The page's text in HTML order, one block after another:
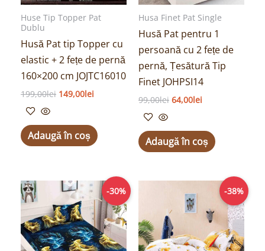
Huse Tip Topper Pat
Dublu
Husă Pat tip Topper cu
elastic + 2 fețe de pernă
160×200 cm JOJTC16010
199,00lei 149,00lei
Adaugă în coș
Husa Finet Pat Single
Husă Pat pentru 1
persoană cu 2 fețe de
pernă, Țesătură Tip
Finet JOHPSI14
99,00lei 64,00lei
Adaugă în coș
-30%
Prețul
inițial
a
fost:
99,00lei.
Prețul
curent
este:
69,00lei.
-38%
inițial
fost:
Prețul
curent
este:
99,00lei.